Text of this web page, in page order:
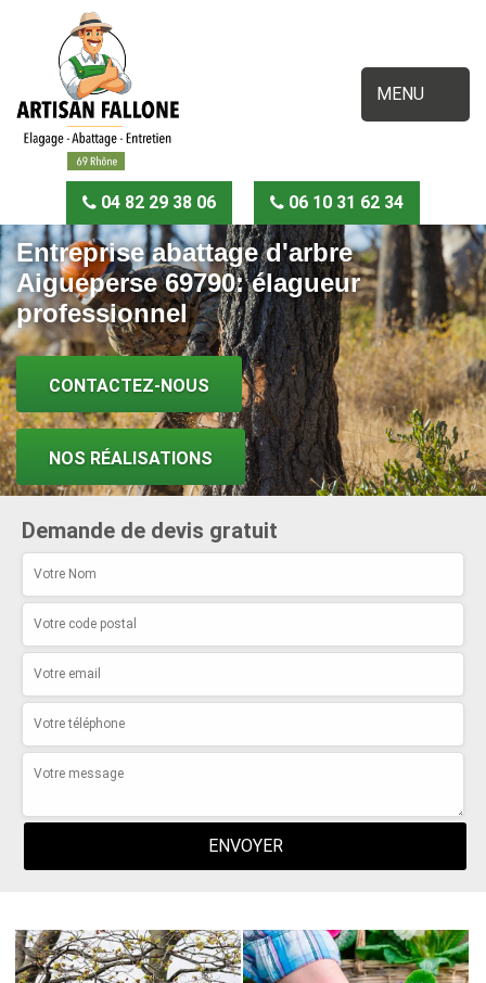
MENU
04 82 29 38 06 06 10 31 62 34
Entreprise abattage d'arbre
Aigueperse 69790: élagueur
professionnel
CONTACTEZ-NOUS
NOS RÉALISATIONS
Demande de devis gratuit